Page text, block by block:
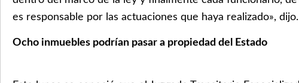
es responsable por las actuaciones que haya realizado», dijo.
Ocho inmuebles podrían pasar a propiedad del Estado